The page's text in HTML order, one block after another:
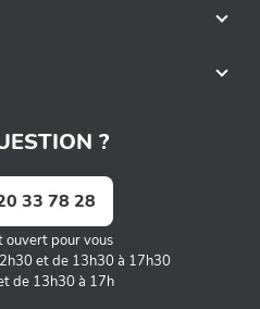
?
33 78 28
ouvert pour vous
et de 13h30 à 17h30
de 13h30 à 17h